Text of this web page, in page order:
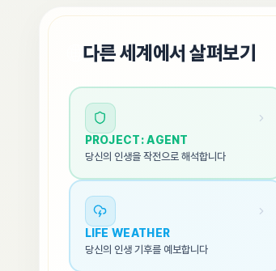
다른 세계에서 살펴보기
PROJECT: AGENT
당신의 인생을 작전으로 해석합니다
LIFE WEATHER
당신의 인생 기후를 예보합니다